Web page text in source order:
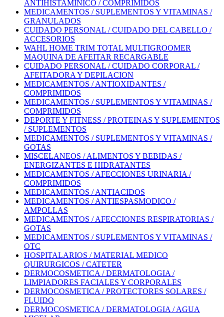
ANTIHISTAMINICO / COMPRIMIDOS
MEDICAMENTOS / SUPLEMENTOS Y VITAMINAS /
GRANULADOS
CUIDADO PERSONAL / CUIDADO DEL CABELLO /
ACCESORIOS
WAHL HOME TRIM TOTAL MULTIGROOMER
MAQUINA DE AFEITAR RECARGABLE
CUIDADO PERSONAL / CUIDADO CORPORAL /
AFEITADORA Y DEPILACION
MEDICAMENTOS / ANTIOXIDANTES /
COMPRIMIDOS
MEDICAMENTOS / SUPLEMENTOS Y VITAMINAS /
COMPRIMIDOS
DEPORTE Y FITNESS / PROTEINAS Y SUPLEMENTOS
/ SUPLEMENTOS
MEDICAMENTOS / SUPLEMENTOS Y VITAMINAS /
GOTAS
MISCELANEOS / ALIMENTOS Y BEBIDAS /
ENERGIZANTES E HIDRATANTES
MEDICAMENTOS / AFECCIONES URINARIA /
COMPRIMIDOS
MEDICAMENTOS / ANTIACIDOS
MEDICAMENTOS / ANTIESPASMODICO /
AMPOLLAS
MEDICAMENTOS / AFECCIONES RESPIRATORIAS /
GOTAS
MEDICAMENTOS / SUPLEMENTOS Y VITAMINAS /
OTC
HOSPITALARIOS / MATERIAL MEDICO
QUIRURGICOS / CATETER
DERMOCOSMETICA / DERMATOLOGIA /
LIMPIADORES FACIALES Y CORPORALES
DERMOCOSMETICA / PROTECTORES SOLARES /
FLUIDO
DERMOCOSMETICA / DERMATOLOGIA / AGUA